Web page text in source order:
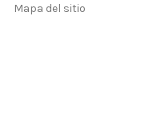
Mapa del sitio